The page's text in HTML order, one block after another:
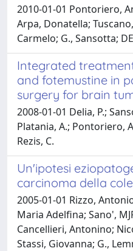
2010-01-01 Pontoriero,
Arpa, Donatella;
Carmelo; G., Sansotta;
Integrated
and fotemustine in
surgery for brain
2008-01-01 Delia, P.;
Platania, A.; Pontoriero,
Rezis, C.
Un'ipotesi
carcinoma della
2005-01-01 Rizzo,
Maria Adelfina; Sano',
Cancellieri, Antonino;
Stassi, Giovanna; G.,